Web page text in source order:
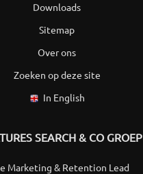
Downloads
Sitemap
Over ons
Zoeken op deze site
In English
SEARCH & CO GROEP
Marketing & Retention Lead